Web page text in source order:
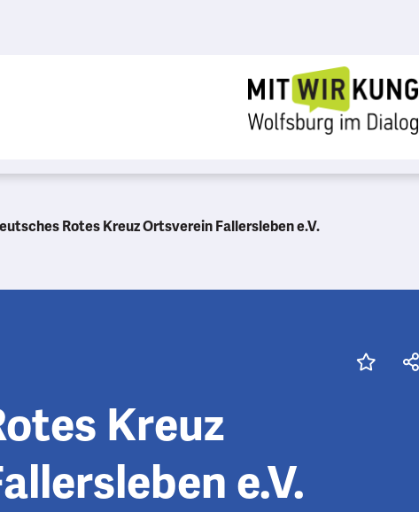
Rotes Kreuz Ortsverein Fallersleben e.V.
Kreuz
e.V.